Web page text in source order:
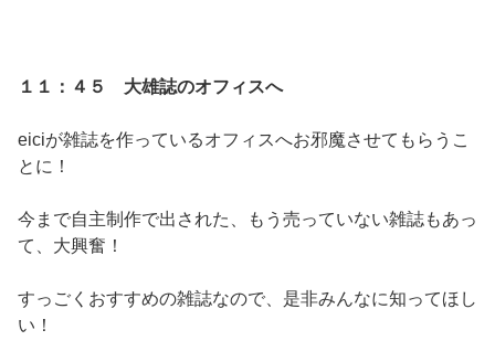
１１：４５ 大雄誌のオフィスへ
eiciが雑誌を作っているオフィスへお邪魔させてもらうこ
とに！
今まで自主制作で出された、もう売っていない雑誌もあっ
て、大興奮！
すっごくおすすめの雑誌なので、是非みんなに知ってほし
い！